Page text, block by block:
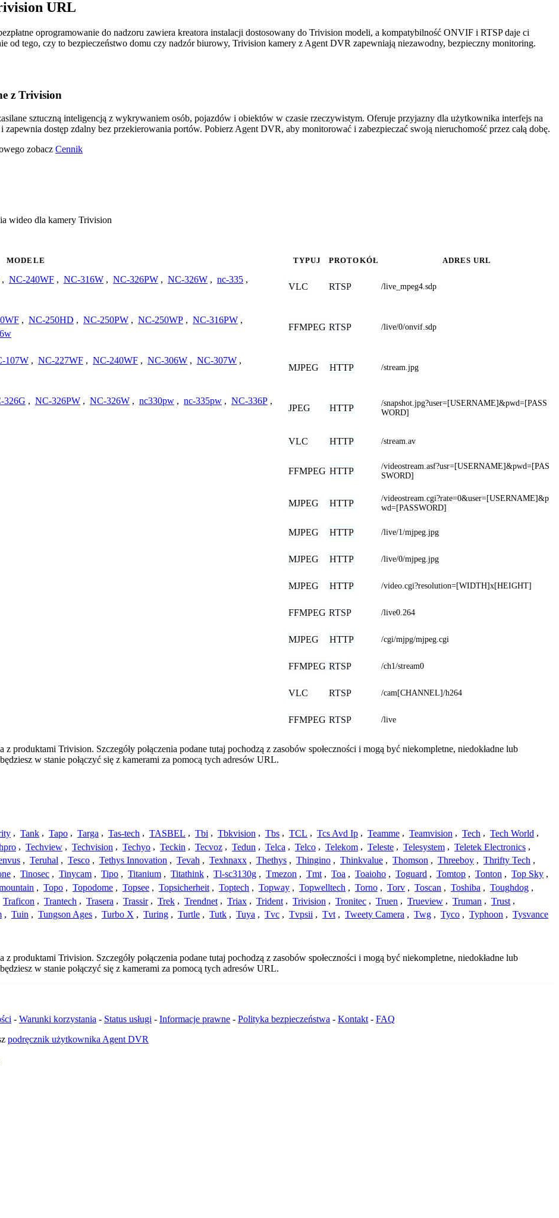
URL
oprogramowanie do nadzoru zawiera kreatora instalacji dostosowany do Trivision modeli, a kompatybilność ONVIF i RTSP daje ci
od tego, czy to bezpieczeństwo domu czy nadzór biurowy, Trivision kamery z Agent DVR zapewniają niezawodny, bezpieczny monitoring.
z Trivision
sztuczną inteligencją z wykrywaniem osób, pojazdów i obiektów w czasie rzeczywistym. Oferuje przyjazny dla użytkownika interfejs na
dostęp zdalny bez przekierowania portów. Pobierz Agent DVR, aby monitorować i zabezpieczać swoją nieruchomość przez całą dobę.
zobacz Cennik
wideo dla kamery Trivision
MODELE TYPUJ PROTOKÓŁ ADRES URL
, NC-240WF , NC-316W , NC-326PW , NC-326W , nc-335 ,
VLC RTSP /live_mpeg4.sdp
, NC-250HD , NC-250PW , NC-250WP , NC-316PW ,
FFMPEG RTSP /live/0/onvif.sdp
107W , NC-227WF , NC-240WF , NC-306W , NC-307W ,
MJPEG HTTP /stream.jpg
326G , NC-326PW , NC-326W , nc330pw , nc-335pw , NC-336P ,
JPEG HTTP
/snapshot.jpg?user=[USERNAME]&pwd=[PASS
WORD]
VLC HTTP /stream.av
FFMPEG HTTP
/videostream.asf?usr=[USERNAME]&pwd=[PAS
SWORD]
MJPEG HTTP
/videostream.cgi?rate=0&user=[USERNAME]&p
wd=[PASSWORD]
MJPEG HTTP /live/1/mjpeg.jpg
MJPEG HTTP /live/0/mjpeg.jpg
MJPEG HTTP /video.cgi?resolution=[WIDTH]x[HEIGHT]
FFMPEG RTSP /live0.264
MJPEG HTTP /cgi/mjpg/mjpeg.cgi
FFMPEG RTSP /ch1/stream0
VLC RTSP /cam[CHANNEL]/h264
FFMPEG RTSP /live
produktami Trivision. Szczegóły połączenia podane tutaj pochodzą z zasobów społeczności i mogą być niekompletne, niedokładne lub
w stanie połączyć się z kamerami za pomocą tych adresów URL.
, Tank , Tapo , Targa , Tas-tech , TASBEL , Tbi , Tbkvision , Tbs , TCL , Tcs Avd Ip , Teamme , Teamvision , Tech , Tech World ,
, Techview , Techvision , Techyo , Teckin , Tecvoz , Tedun , Telca , Telco , Telekom , Teleste , Telesystem , Teletek Electronics ,
, Teruhal , Tesco , Tethys Innovation , Tevah , Texhnaxx , Thethys , Thingino , Thinkvalue , Thomson , Threeboy , Thrifty Tech ,
, Tinosec , Tinycam , Tipo , Titanium , Titathink , Tl-sc3130g , Tmezon , Tmt , Toa , Toaioho , Toguard , Tomtop , Tonton , Top Sky ,
, Topo , Topodome , Topsee , Topsicherheit , Toptech , Topway , Topwelltech , Torno , Torv , Toscan , Toshiba , Toughdog ,
Traficon , Trantech , Trasera , Trassir , Trek , Trendnet , Triax , Trident , Trivision , Tronitec , Truen , Trueview , Truman , Trust ,
, Tuin , Tungson Ages , Turbo X , Turing , Turtle , Tutk , Tuya , Tvc , Tvpsii , Tvt , Tweety Camera , Twg , Tyco , Typhoon , Tysvance
produktami Trivision. Szczegóły połączenia podane tutaj pochodzą z zasobów społeczności i mogą być niekompletne, niedokładne lub
w stanie połączyć się z kamerami za pomocą tych adresów URL.
- Warunki korzystania - Status usługi - Informacje prawne - Polityka bezpieczeństwa - Kontakt - FAQ
podręcznik użytkownika Agent DVR